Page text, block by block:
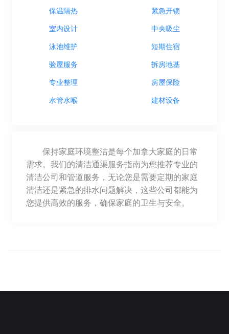
保温隔热 紧急开锁
室内设计 中央吸尘
泳池维护 短期住宿
验屋服务 拆房地基
专业整理 房屋保险
水管水喉 建材设备
保持家庭环境整洁是每个加拿大家庭的日常
需求。我们的清洁通渠服务指南为您推荐专业的
清洁公司和管道服务，无论您是需要定期的家庭
清洁还是紧急的排水问题解决，这些公司都能为
您提供高效的服务，确保家庭的卫生与安全。